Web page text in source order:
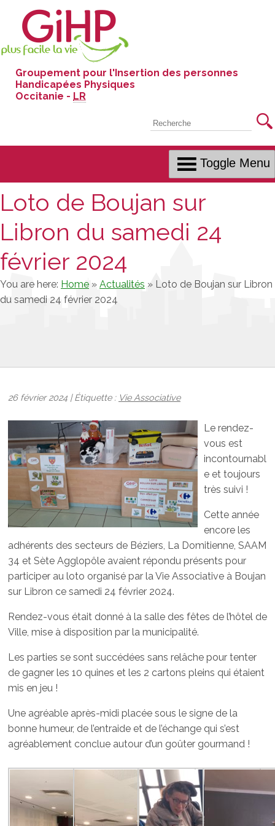
Groupement pour l'Insertion des personnes
Handicapées Physiques
Occitanie - LR
Recherche
Toggle Menu
Loto de Boujan sur
Libron du samedi 24
février 2024
You are here: Home » Actualités » Loto de Boujan sur Libron
du samedi 24 février 2024
26 février 2024 | Étiquette : Vie Associative
Le rendez-
vous est
incontournabl
e et toujours
très suivi !
Cette année
encore les
adhérents des secteurs de Béziers, La Domitienne, SAAM
34 et Sète Agglopôle avaient répondu présents pour
participer au loto organisé par la Vie Associative à Boujan
sur Libron ce samedi 24 février 2024.
Rendez-vous était donné à la salle des fêtes de l’hôtel de
Ville, mise à disposition par la municipalité.
Les parties se sont succédées sans relâche pour tenter
de gagner les 10 quines et les 2 cartons pleins qui étaient
mis en jeu !
Une agréable après-midi placée sous le signe de la
bonne humeur, de l’entraide et de l’échange qui s’est
agréablement conclue autour d’un goûter gourmand !